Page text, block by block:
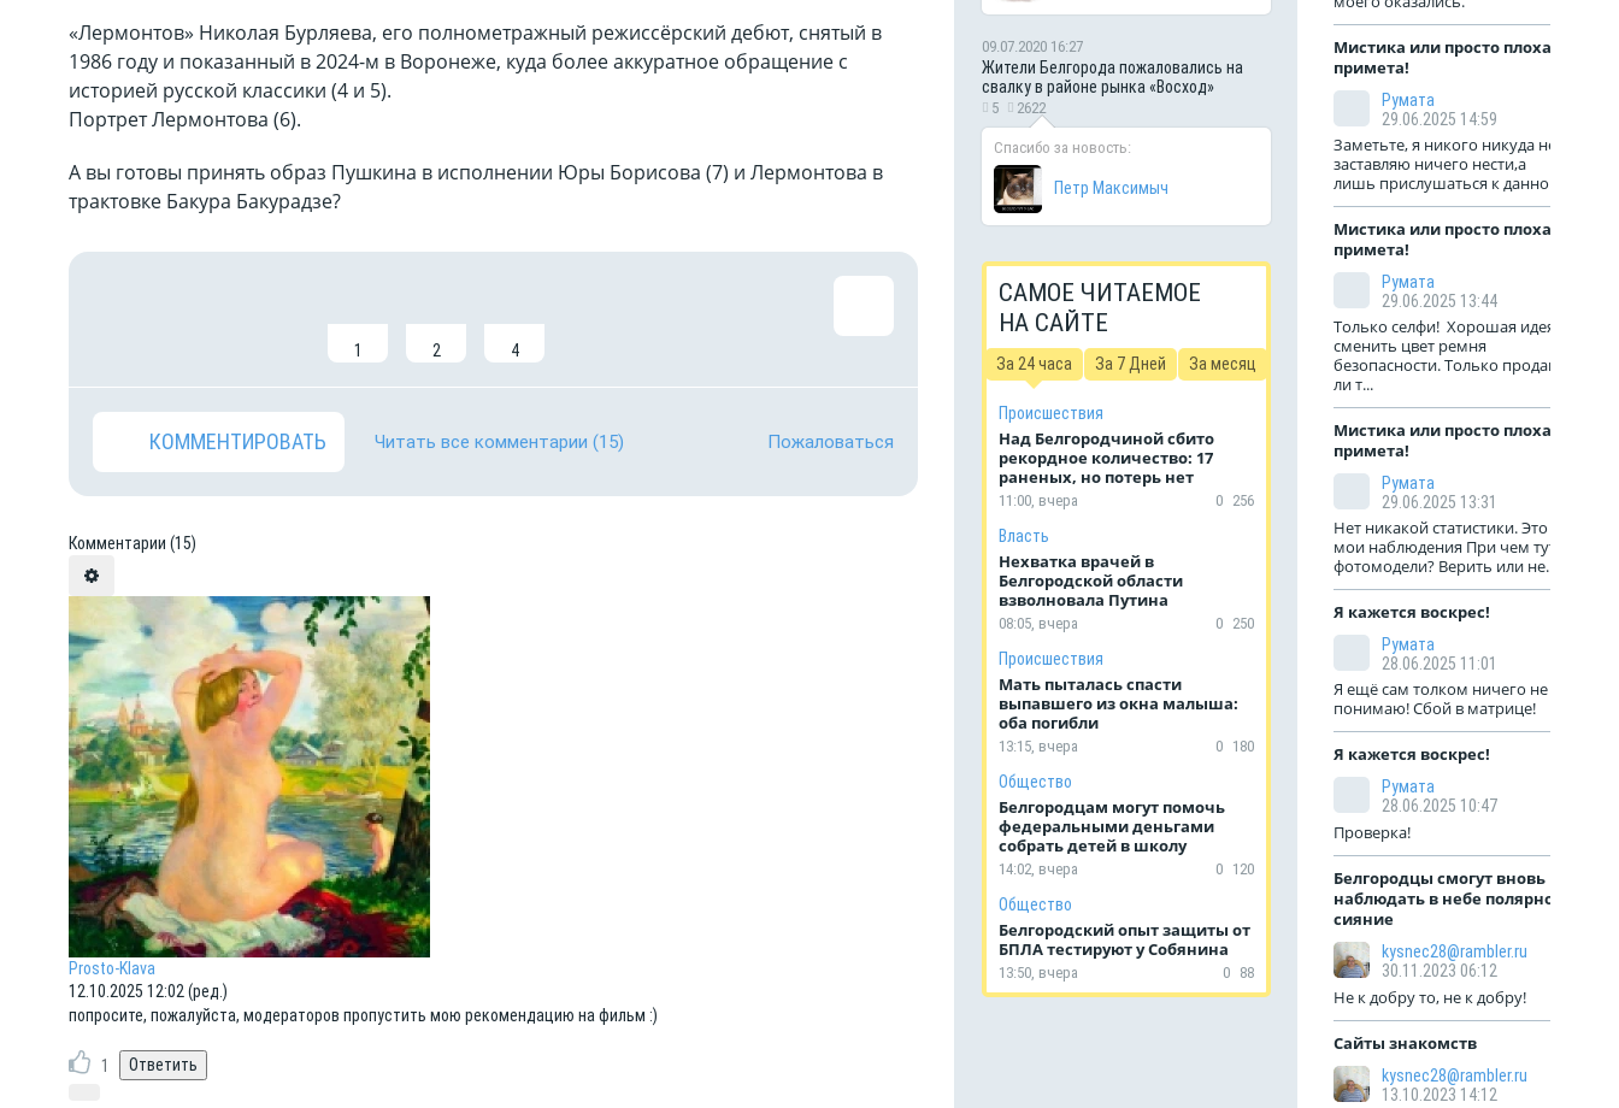
«Лермонтов» Николая Бурляева, его полнометражный режиссёрский дебют, снятый в
1986 году и показанный в 2024-м в Воронеже, куда более аккуратное обращение с
историей русской классики (4 и 5).
Портрет Лермонтова (6).
А вы готовы принять образ Пушкина в исполнении Юры Борисова (7) и Лермонтова в
трактовке Бакура Бакурадзе?
1 2 4
КОММЕНТИРОВАТЬ Читать все комментарии (15) Пожаловаться
Комментарии (15)
Prosto-Klava
12.10.2025 12:02 (ред.)
попросите, пожалуйста, модераторов пропустить мою рекомендацию на фильм :)
1
09.07.2020 16:27
Жители Белгорода пожаловались на
свалку в районе рынка «Восход»
5 2622
Спасибо за новость:
Петр Максимыч
САМОЕ ЧИТАЕМОЕ
НА САЙТЕ
За 24 часа За 7 Дней За месяц
Происшествия
Над Белгородчиной сбито
рекордное количество: 17
раненых, но потерь нет
11:00, вчера 0 256
Власть
Нехватка врачей в
Белгородской области
взволновала Путина
08:05, вчера 0 250
Происшествия
Мать пыталась спасти
выпавшего из окна малыша:
оба погибли
13:15, вчера 0 180
Общество
Белгородцам могут помочь
федеральными деньгами
собрать детей в школу
14:02, вчера 0 120
Общество
Белгородский опыт защиты от
БПЛА тестируют у Собянина
13:50, вчера 0 88
Мистика или просто плохая
примета!
Румата
29.06.2025 14:59
Заметьте, я никого никуда не
заставляю ничего нести,а
лишь прислушаться к данной...
Мистика или просто плохая
примета!
Румата
29.06.2025 13:44
Только селфи! Хорошая идея
сменить цвет ремня
безопасности. Только продают
ли т...
Мистика или просто плохая
примета!
Румата
29.06.2025 13:31
Нет никакой статистики. Это
мои наблюдения При чем тут
фотомодели? Верить или не...
Я кажется воскрес!
Румата
28.06.2025 11:01
Я ещё сам толком ничего не
понимаю! Сбой в матрице!
Я кажется воскрес!
Румата
28.06.2025 10:47
Проверка!
Белгородцы смогут вновь
наблюдать в небе полярное
сияние
kysnec28@rambler.ru
30.11.2023 06:12
Не к добру то, не к добру!
Сайты знакомств
kysnec28@rambler.ru
13.10.2023 14:12